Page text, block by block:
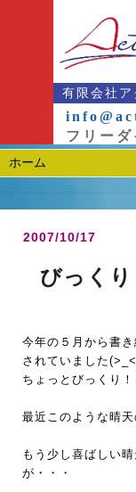
有限会社ア
フリーダ
2007/10/17
びっくり
今年の５月から書
されていました
ちょっとびっくり！
最近このような晴
もう少し喜ばしい
が・・・